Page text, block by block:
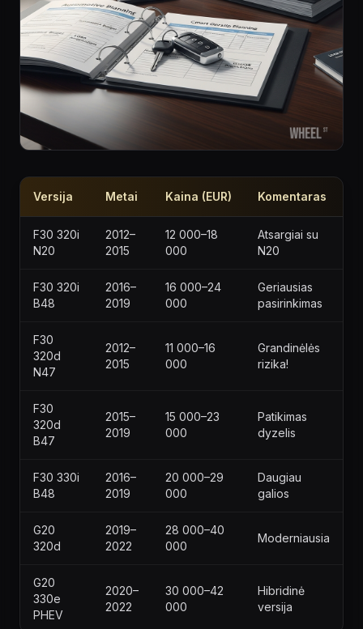
Versija Metai Kaina (EUR) Komentaras
F30 320i
N20
2012–
2015
12 000–18
000
Atsargiai su
N20
F30 320i
B48
2016–
2019
16 000–24
000
Geriausias
pasirinkimas
F30
320d
N47
2012–
2015
11 000–16
000
Grandinėlės
rizika!
F30
320d
B47
2015–
2019
15 000–23
000
Patikimas
dyzelis
F30 330i
B48
2016–
2019
20 000–29
000
Daugiau
galios
G20
320d
2019–
2022
28 000–40
000
Moderniausia
G20
330e
PHEV
2020–
2022
30 000–42
000
Hibridinė
versija